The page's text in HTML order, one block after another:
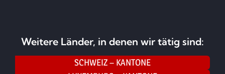
Weitere Länder, in denen wir tätig sind:
SCHWEIZ – KANTONE